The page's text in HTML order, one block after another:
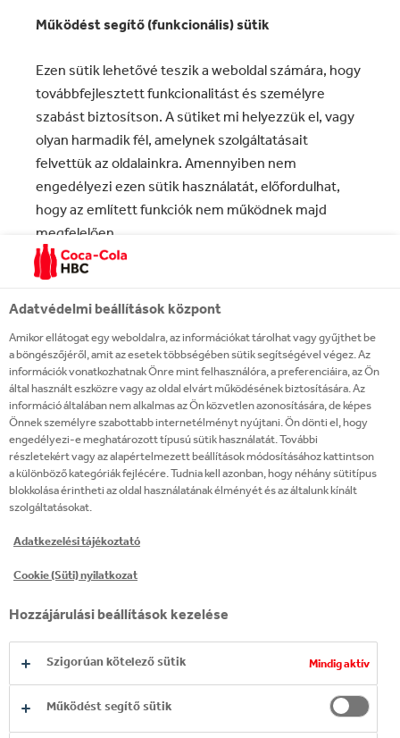
Működést segítő (funkcionális) sütik
Ezen sütik lehetővé teszik a weboldal számára, hogy
továbbfejlesztett funkcionalitást és személyre
szabást biztosítson. A sütiket mi helyezzük el, vagy
olyan harmadik fél, amelynek szolgáltatásait
felvettük az oldalainkra. Amennyiben nem
engedélyezi ezen sütik használatát, előfordulhat,
hogy az említett funkciók nem működnek majd
megfelelően.
Működést segítő sütik
www.coca-
colahellenic.com
__atuvs Első fél
youtube-
nocookie.com
BELEEGYEZÉS Harmadik fél
Ezen sütik segítségével vesszük számba az
hogy ily módon mérjük és javítsuk az oldalunk
meghatározni a legnépszerűbb és legkevésbé
Adatvédelmi beállítások központ
Amikor ellátogat egy weboldalra, az információkat tárolhat vagy gyűjthet be
a böngészőjéről, amit az esetek többségében sütik segítségével végez. Az
információk vonatkozhatnak Önre mint felhasználóra, a preferenciáira, az Ön
által használt eszközre vagy az oldal elvárt működésének biztosítására. Az
információ általában nem alkalmas az Ön közvetlen azonosítására, de képes
Önnek személyre szabottabb internetélményt nyújtani. Ön dönti el, hogy
engedélyezi-e meghatározott típusú sütik használatát. További
részletekért vagy az alapértelmezett beállítások módosításához kattintson
a különböző kategóriák fejlécére. Tudnia kell azonban, hogy néhány sütitípus
blokkolása érintheti az oldal használatának élményét és az általunk kínált
szolgáltatásokat.
Adatkezelési tájékoztató
Cookie (Süti) nyilatkozat
Hozzájárulási beállítások kezelése
Szigorúan kötelező sütik Mindig aktív
Működést segítő sütik